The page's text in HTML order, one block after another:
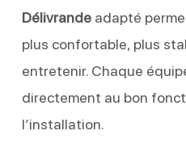
Délivrandeadapté
plus confortable, plus
entretenir. Chaque
directement au bon
l’installation.